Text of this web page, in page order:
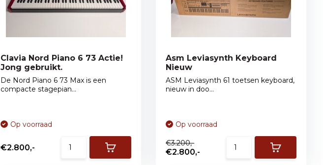
Clavia Nord Piano 6 73 Actie!
Jong gebruikt.
De Nord Piano 6 73 Max is een
compacte stagepian...
Op voorraad
€2.800,-
Asm Leviasynth Keyboard
Nieuw
ASM Leviasynth 61 toetsen keyboard,
nieuw in doo...
Op voorraad
€3.200,-
€2.800,-